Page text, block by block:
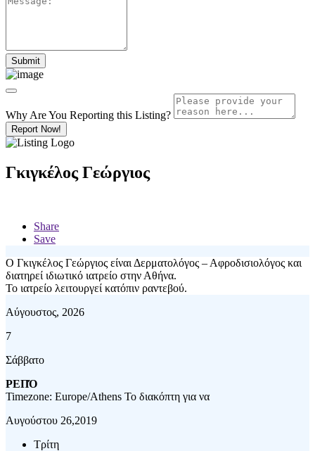
Why Are You Reporting this Listing?
Report Now!
Γκιγκέλος Γεώργιος
Share
Save
Ο Γκιγκέλος Γεώργιος είναι Δερματολόγος – Αφροδισιολόγος και
διατηρεί ιδιωτικό ιατρείο στην Αθήνα.
Το ιατρείο λειτουργεί κατόπιν ραντεβού.
Αύγουστος, 2026
7
Σάββατο
ΡΕΠΌ
Timezone: Europe/Athens Το διακόπτη για να
Αυγούστου 26,2019
Τρίτη